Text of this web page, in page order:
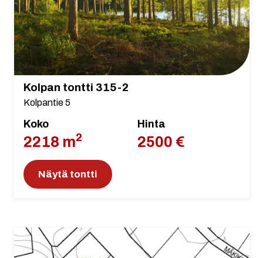
Kolpan tontti 315-2
Kolpantie 5
Koko
2218 m2
Hinta
2500 €
Näytä tontti